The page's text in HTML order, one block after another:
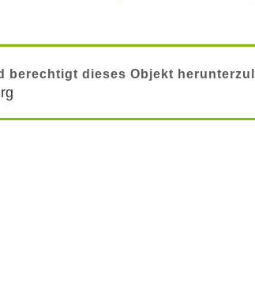
berechtigt dieses Objekt